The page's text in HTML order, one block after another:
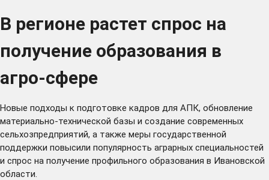
В регионе растет спрос на
получение образования в
агро-сфере
Новые подходы к подготовке кадров для АПК, обновление
материально-технической базы и создание современных
сельхозпредприятий, а также меры государственной
поддержки повысили популярность аграрных специальностей
и спрос на получение профильного образования в Ивановской
области.